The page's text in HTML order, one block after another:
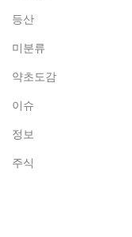
등산
미분류
약초도감
이슈
정보
주식